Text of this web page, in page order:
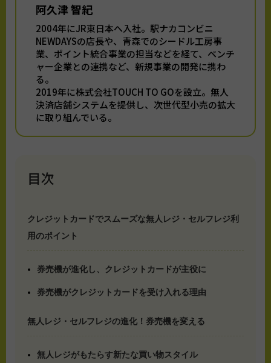
阿久津 智紀
2004年にJR東日本へ入社。駅ナカコンビニ
NEWDAYSの店長や、青森でのシードル工房事
業、ポイント統合事業の担当などを経て、ベンチ
ャー企業との連携など、新規事業の開発に携わ
る。
2019年に株式会社TOUCH TO GOを設立。無人
決済店舗システムを提供し、次世代型小売の拡大
に取り組んでいる。
目次
クレジットカードでスムーズな無人レジ・セルフレジ利
用のポイント
券売機が進化し、クレジットカードが主役に
券売機がクレジットカードを受け入れる理由
無人レジ・セルフレジの進化！券売機を変える
無人レジがもたらす新たな買い物スタイル